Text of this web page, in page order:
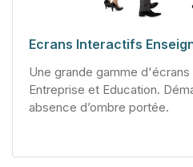
Ecrans Interactifs
Une grande gamme
Entreprise et Education.
absence d’ombre portée.